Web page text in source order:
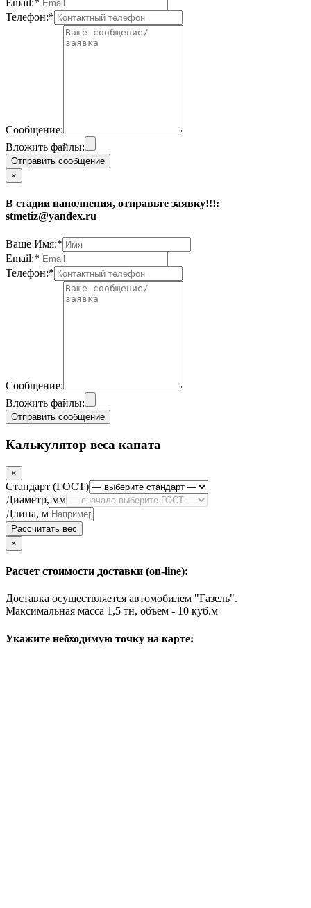
Email:*
Телефон:*
Сообщение:
Вложить файлы:
Отправить сообщение
×
В стадии наполнения, отправьте заявку!!!:
stmetiz@yandex.ru
Ваше Имя:*
Email:*
Телефон:*
Сообщение:
Вложить файлы:
Отправить сообщение
Калькулятор веса каната
×
Стандарт (ГОСТ)
Диаметр, мм
Длина, м
Рассчитать вес
×
Расчет стоимости доставки (on-line):
Доставка осуществляется автомобилем "Газель".
Максимальная масса 1,5 тн, объем - 10 куб.м
Укажите небходимую точку на карте: